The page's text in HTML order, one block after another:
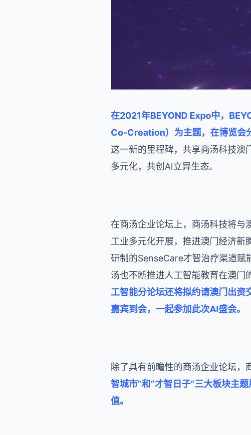
在2021年BEYOND Expo中，
Co-Creation）为主题，在博览会
这一新的里程碑，共享商汤科技澳
多元化，共创AI立异生态。
在商汤企业论坛上，商汤科技将与
工业多元化开展，推进澳门经济新
研制的SenseCare才智治疗渠道赋
汤也不断推进人工智能教育在澳门
工智能分论坛还将拟约请澳门出资
嘉宾到会，一起参加此次AI盛会。
除了具有前瞻性的商汤企业论坛，
智城市”和“才智日子”三大板块主
值。